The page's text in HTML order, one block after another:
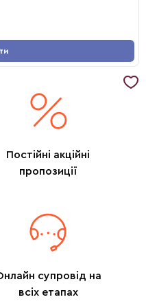
Постійні акційні
пропозиції
супровід на
всіх етапах